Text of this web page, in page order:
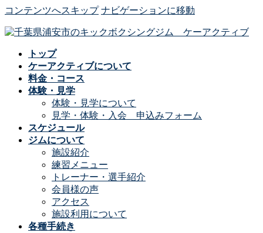
コンテンツへスキップ ナビゲーションに移動
トップ
ケーアクティブについて
料金・コース
体験・見学
体験・見学について
見学・体験・入会 申込みフォーム
スケジュール
ジムについて
施設紹介
練習メニュー
トレーナー・選手紹介
会員様の声
アクセス
施設利用について
各種手続き